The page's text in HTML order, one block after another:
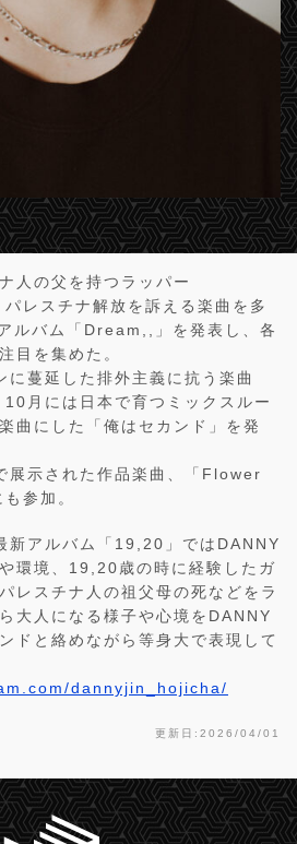
人の父を持つラッパー
レスチナ解放を訴える楽曲を多
バム「Dream,,」を発表し、各
目を集めた。
に蔓延した排外主義に抗う楽曲
10月には日本で育つミックスルー
曲にした「俺はセカンド」を発
展示された作品楽曲、「Flower
参加。
新アルバム「19,20」ではDANNY
環境、19,20歳の時に経験したガ
レスチナ人の祖父母の死などをラ
大人になる様子や心境をDANNY
ドと絡めながら等身大で表現して
dannyjin_hojicha/
更新日:2026/04/01